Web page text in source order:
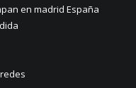
en madrid España